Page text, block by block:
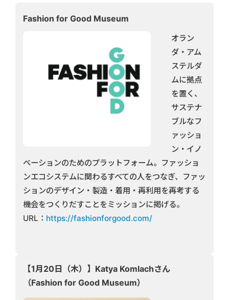
Fashion for Good Museum
オラン
ダ・アム
ステルダ
ムに拠点
を置く、
サステナ
ブルなフ
ァッショ
ン・イノ
ベーションのためのプラットフォーム。ファッショ
ンエコシステムに関わるすべての人をつなぎ、ファッ
ションのデザイン・製造・着用・再利用を再考する
機会をつくりだすことをミッションに掲げる。
URL： https://fashionforgood.com/
【1月20日（木）】Katya Komlachさん
（Fashion for Good Museum）